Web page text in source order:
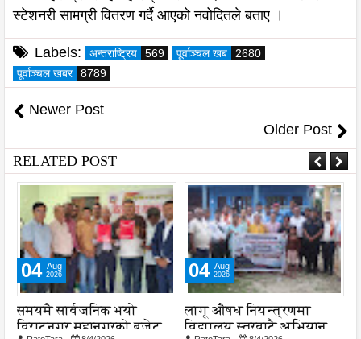
स्टेशनरी सामग्री वितरण गर्दै आएको नवोदितले बताए ।
Labels: अन्तराष्ट्रिय 569 पूर्वाञ्चल खब
2680
पूर्वाञ्चल खबर
8789
Newer Post
Older Post
RELATED POST
04 Aug
2026
लागू औषध नियन्त्रणमा
विद्यालय स्तरबाटै अभियान
05 Aug
2026
नेपाल आयल निगमको
प्रादेशिक कार्यालयमा छापा